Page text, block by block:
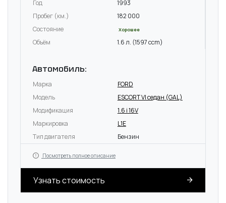
Год
1993
Пробег (км.)
182 000
Состояние
Хорошее
Объём 1.6 л. (1597 ccm)
Автомобиль:
Марка
FORD
Модель
ESCORT VI седан (GAL)
Модификация
1.6 i 16V
Маркировка
L1E
Тип двигателя
Бензин
Посмотреть полное описание
Узнать стоимость